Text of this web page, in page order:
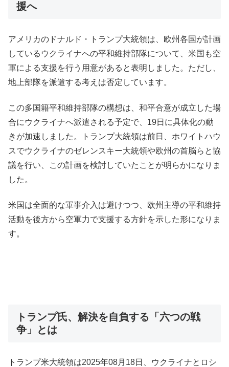
援へ
アメリカのドナルド・トランプ大統領は、欧州各国が計画
しているウクライナへの平和維持部隊について、米国も空
軍による支援を行う用意があると表明しました。ただし、
地上部隊を派遣する考えは否定しています。
この多国籍平和維持部隊の構想は、和平合意が成立した場
合にウクライナへ派遣される予定で、19日に具体化の動
きが加速しました。トランプ大統領は前日、ホワイトハウ
スでウクライナのゼレンスキー大統領や欧州の首脳らと協
議を行い、この計画を検討していたことが明らかになりま
した。
米国は全面的な軍事介入は避けつつ、欧州主導の平和維持
活動を後方から空軍力で支援する方針を示した形になりま
す。
トランプ氏、解決を自負する「六つの戦
争」とは
トランプ米大統領は2025年08月18日、ウクライナとロシ